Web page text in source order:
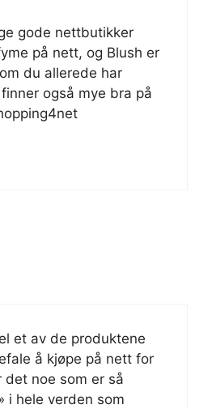
gode nettbutikker
på nett, og Blush er
du allerede har
også mye bra på
et av de produktene
å kjøpe på nett for
noe som er så
i hele verden som